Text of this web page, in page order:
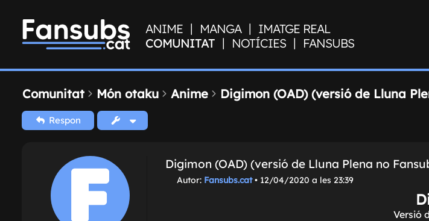
ANIME | MANGA | IMATGE REAL
COMUNITAT | NOTÍCIES | FANSUBS
Comunitat Món otaku Anime Digimon (OAD) (versió de Lluna
Respon
Digimon (OAD) (versió de Lluna Plena no
M
Autor: Fansubs.cat• 12/04/2020 a les 23:39
Versió